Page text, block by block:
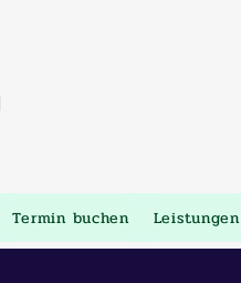
Termin buchen Leistungen